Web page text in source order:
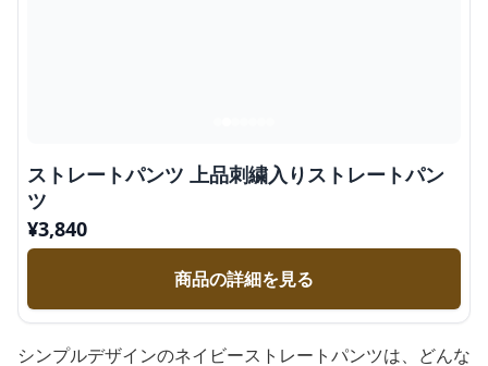
ストレートパンツ 上品刺繍入りストレートパン
ツ
¥3,840
商品の詳細を見る
シンプルデザインのネイビーストレートパンツは、どんな